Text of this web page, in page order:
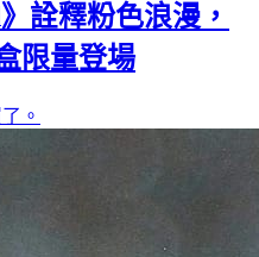
詮釋粉色浪漫，
限量登場
。